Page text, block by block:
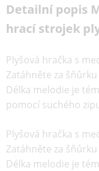
Detailní popis
hrací strojek
Plyšová hračka s
Zatáhněte za
Délka melodie je
pomocí suchého
Plyšová hračka s
Zatáhněte za
Délka melodie je